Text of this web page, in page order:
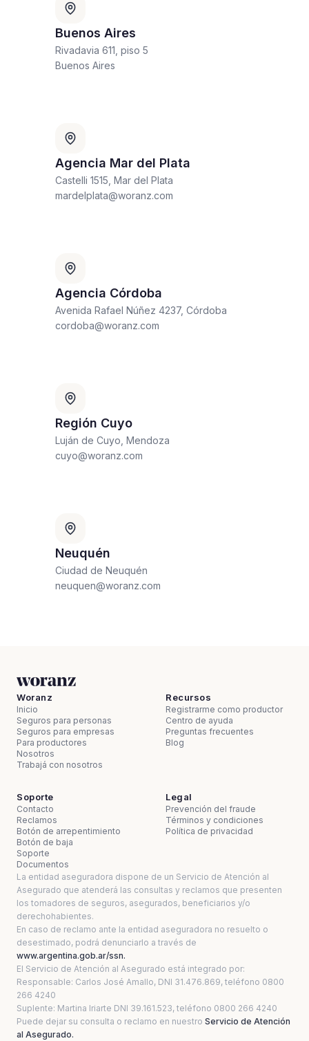
Buenos Aires
Rivadavia 611, piso 5
Buenos Aires
Agencia Mar del Plata
Castelli 1515, Mar del Plata
mardelplata@woranz.com
Agencia Córdoba
Avenida Rafael Núñez 4237, Córdoba
cordoba@woranz.com
Región Cuyo
Luján de Cuyo, Mendoza
cuyo@woranz.com
Neuquén
Ciudad de Neuquén
neuquen@woranz.com
Woranz
Inicio
Seguros para personas
Seguros para empresas
Para productores
Nosotros
Trabajá con nosotros
Recursos
Registrarme como productor
Centro de ayuda
Preguntas frecuentes
Blog
Soporte
Contacto
Reclamos
Botón de arrepentimiento
Botón de baja
Soporte
Documentos
Legal
Prevención del fraude
Términos y condiciones
Política de privacidad
La entidad aseguradora dispone de un Servicio de Atención al
Asegurado que atenderá las consultas y reclamos que presenten
los tomadores de seguros, asegurados, beneficiarios y/o
derechohabientes.
En caso de reclamo ante la entidad aseguradora no resuelto o
desestimado, podrá denunciarlo a través de
www.argentina.gob.ar/ssn.
El Servicio de Atención al Asegurado está integrado por:
Responsable: Carlos José Amallo, DNI 31.476.869, teléfono 0800
266 4240
Suplente: Martina Iriarte DNI 39.161.523, teléfono 0800 266 4240
Puede dejar su consulta o reclamo en nuestro Servicio de Atención
al Asegurado.